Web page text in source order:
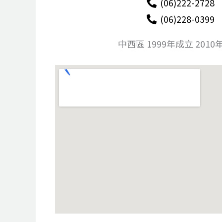
(06)228-0399
中西區 1999年成立 2010